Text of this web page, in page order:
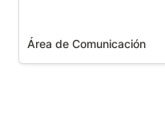
Área de Comunicación